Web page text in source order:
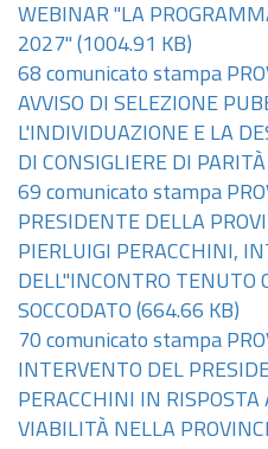
WEBINAR "LA
2027" (1004.91 KB)
68 comunicato stampa
AVVISO DI SELEZIONE
L'INDIVIDUAZIONE E LA
DI CONSIGLIERE DI PARITÀ
69 comunicato stampa
PRESIDENTE DELLA
PIERLUIGI PERACCHINI,
DELL''INCONTRO TENUTO
SOCCODATO (664.66 KB)
70 comunicato stampa
INTERVENTO DEL
PERACCHINI IN RISPOSTA
VIABILITÀ NELLA